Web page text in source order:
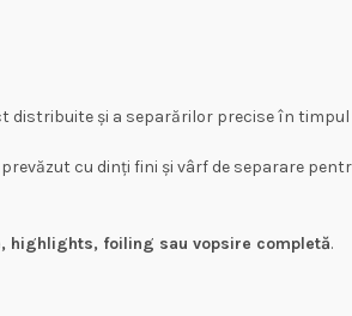
distribuite și a separărilor precise în
prevăzut cu dinți fini și vârf de separare
highlights, foiling sau vopsire completă.